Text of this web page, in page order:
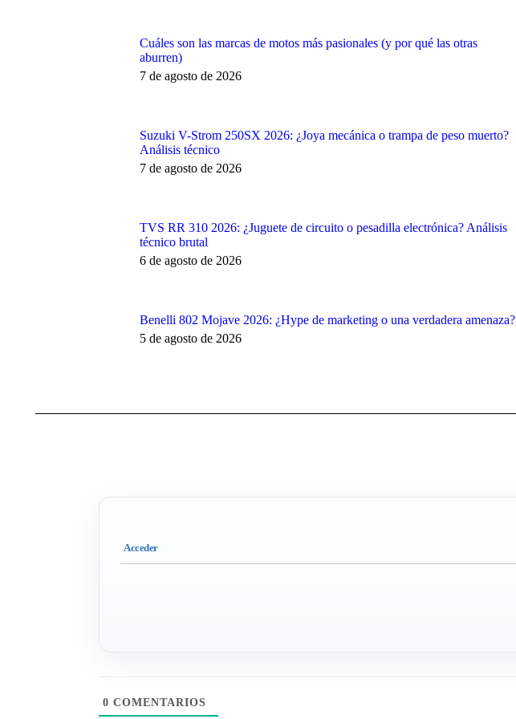
Cuáles son las marcas de motos más pasionales (y por qué las otras
aburren)
7 de agosto de 2026
Suzuki V-Strom 250SX 2026: ¿Joya mecánica o trampa de peso muerto?
Análisis técnico
7 de agosto de 2026
TVS RR 310 2026: ¿Juguete de circuito o pesadilla electrónica? Análisis
técnico brutal
6 de agosto de 2026
Benelli 802 Mojave 2026: ¿Hype de marketing o una verdadera amenaza?
5 de agosto de 2026
0 COMENTARIOS